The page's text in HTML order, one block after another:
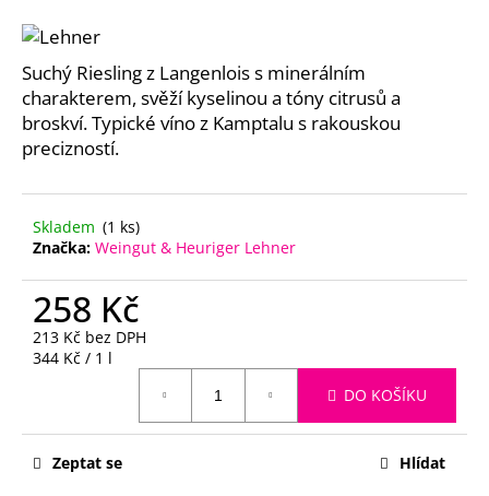
Suchý Riesling z Langenlois s minerálním
charakterem, svěží kyselinou a tóny citrusů a
broskví. Typické víno z Kamptalu s rakouskou
precizností.
Skladem (1 ks)
Značka: Weingut & Heuriger Lehner
258 Kč
213 Kč bez DPH
Měrná
344 Kč / 1 l
DO KOŠÍKU
Zeptat se Hlídat
a
í
t
?
HLEDAT
D
o
u